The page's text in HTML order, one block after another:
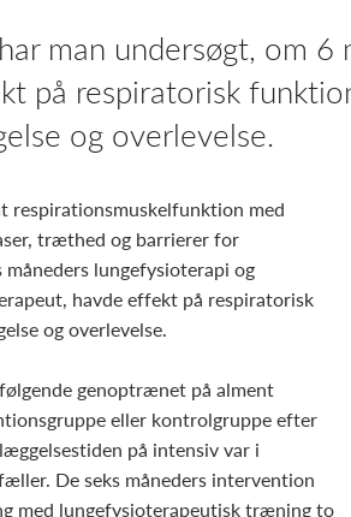
man undersøgt, om
på respiratorisk
og overlevelse.
respirationsmuskelfunktion med
træthed og barrierer for
lungefysioterapi og
havde effekt på respiratorisk
og overlevelse.
genoptrænet på alment
eller kontrolgruppe efter
på intensiv var i
De seks måneders intervention
med lungefysioterapeutisk træning to